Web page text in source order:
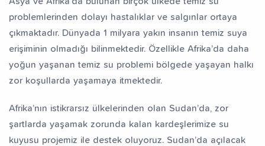
problemlerinden dolayı hastalıklar ve salgınlar ortaya
çıkmaktadır. Dünyada 1 milyara yakın insanın temiz suya
erişiminin olmadığı bilinmektedir. Özellikle Afrika’da daha
yoğun yaşanan temiz su problemi bölgede yaşayan halkı
zor koşullarda yaşamaya itmektedir.
Afrika’nın istikrarsız ülkelerinden olan Sudan’da, zor
şartlarda yaşamak zorunda kalan kardeşlerimize su
kuyusu projemiz ile destek oluyoruz. Sudan’da açılacak